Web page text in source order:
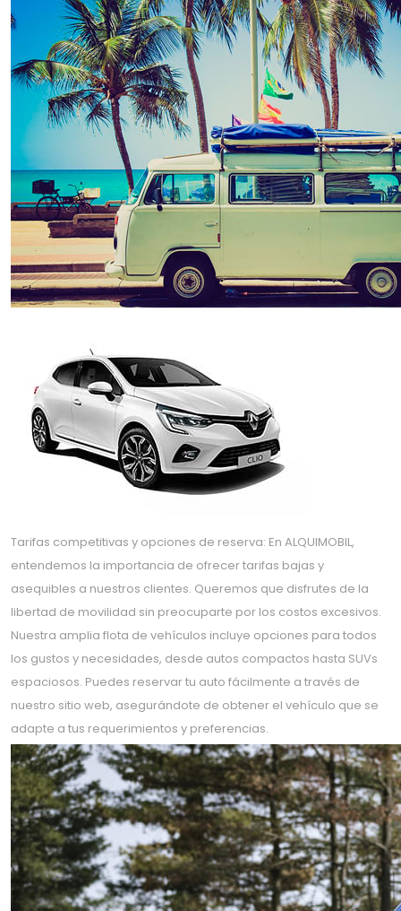
Tarifas competitivas y opciones de reserva: En ALQUIMOBIL,
entendemos la importancia de ofrecer tarifas bajas y
asequibles a nuestros clientes. Queremos que disfrutes de la
libertad de movilidad sin preocuparte por los costos excesivos.
Nuestra amplia flota de vehículos incluye opciones para todos
los gustos y necesidades, desde autos compactos hasta SUVs
espaciosos. Puedes reservar tu auto fácilmente a través de
nuestro sitio web, asegurándote de obtener el vehículo que se
adapte a tus requerimientos y preferencias.